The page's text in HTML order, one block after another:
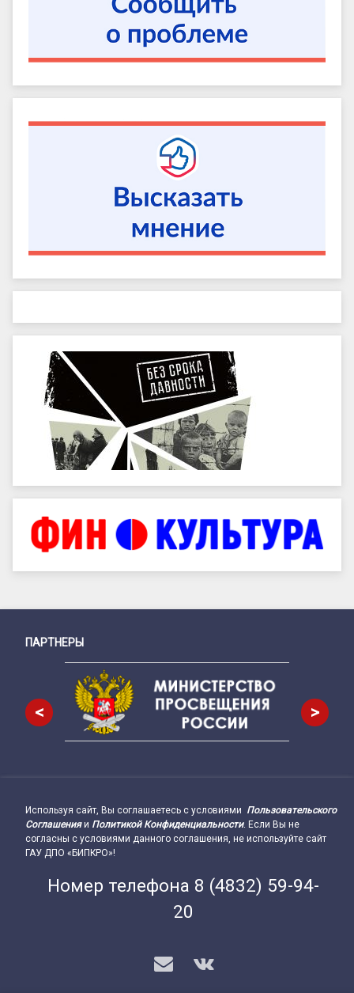
Снизу
ПАРТНЕРЫ
< >
Подвал сайта → влево
Используя сайт, Вы соглашаетесь с условиями Пользовательского
Соглашенияи Политикой Конфиденциальности. Если Вы не
согласны с условиями данного соглашения, не используйте сайт
ГАУ ДПО «БИПКРО»!
Номер телефона 8 (4832) 59-94-
20
E-mail
VK